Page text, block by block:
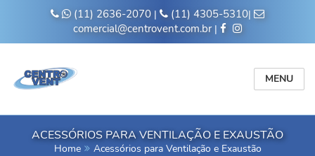
(11) 2636-2070 | (11) 4305-5310|
comercial@centrovent.com.br|
MENU
ACESSÓRIOS PARA VENTILAÇÃO E EXAUSTÃO
Home Acessórios para Ventilação e Exaustão